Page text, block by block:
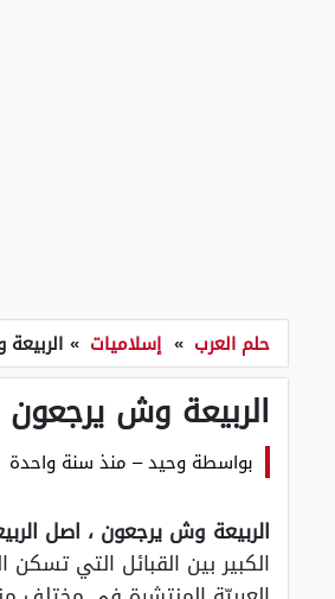
حلم العرب » إسلاميات »
الربيعة وش
بواسطة وحيد– منذ سنة واحدة
الربيعة وش يرجعون ، اصل
الكبير بين القبائل التي